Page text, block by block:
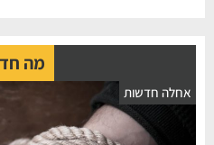
מה חדש?
חדשות